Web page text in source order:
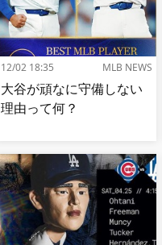
12/02 18:35 MLB NEWS
大谷が頑なに守備しない
理由って何？